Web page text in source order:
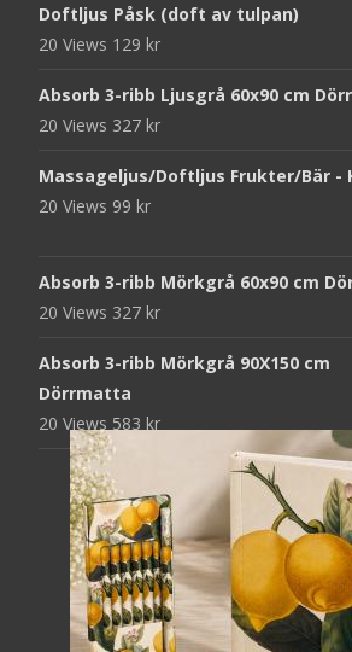
Doftljus Påsk (doft av tulpan)
20 Views 129 kr
Absorb 3-ribb Ljusgrå 60x90 cm
20 Views 327 kr
Massageljus/Doftljus Frukter/Bär -
20 Views 99 kr
Absorb 3-ribb Mörkgrå 60x90 cm
20 Views 327 kr
Absorb 3-ribb Mörkgrå 90X150 cm
Dörrmatta
20 Views 583 kr